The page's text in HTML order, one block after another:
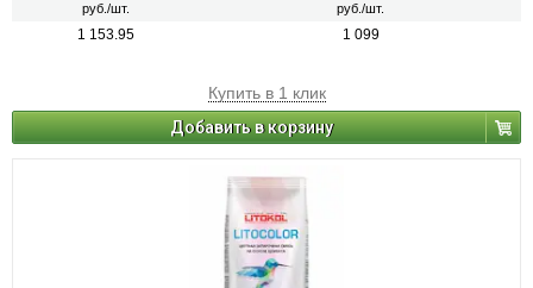
руб./шт. руб./шт.
1 153.95 1 099
Купить в 1 клик
Добавить в корзину